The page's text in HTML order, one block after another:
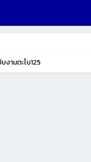
งานตะไบ125